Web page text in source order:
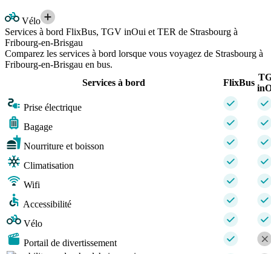
Vélo
Services à bord FlixBus, TGV inOui et TER de Strasbourg à
Fribourg-en-Brisgau
Comparez les services à bord lorsque vous voyagez de Strasbourg à
Fribourg-en-Brisgau en bus.
Services à bord
FlixBus
Prise électrique
Bagage
Nourriture et boisson
Climatisation
Wifi
Accessibilité
Vélo
Portail de divertissement